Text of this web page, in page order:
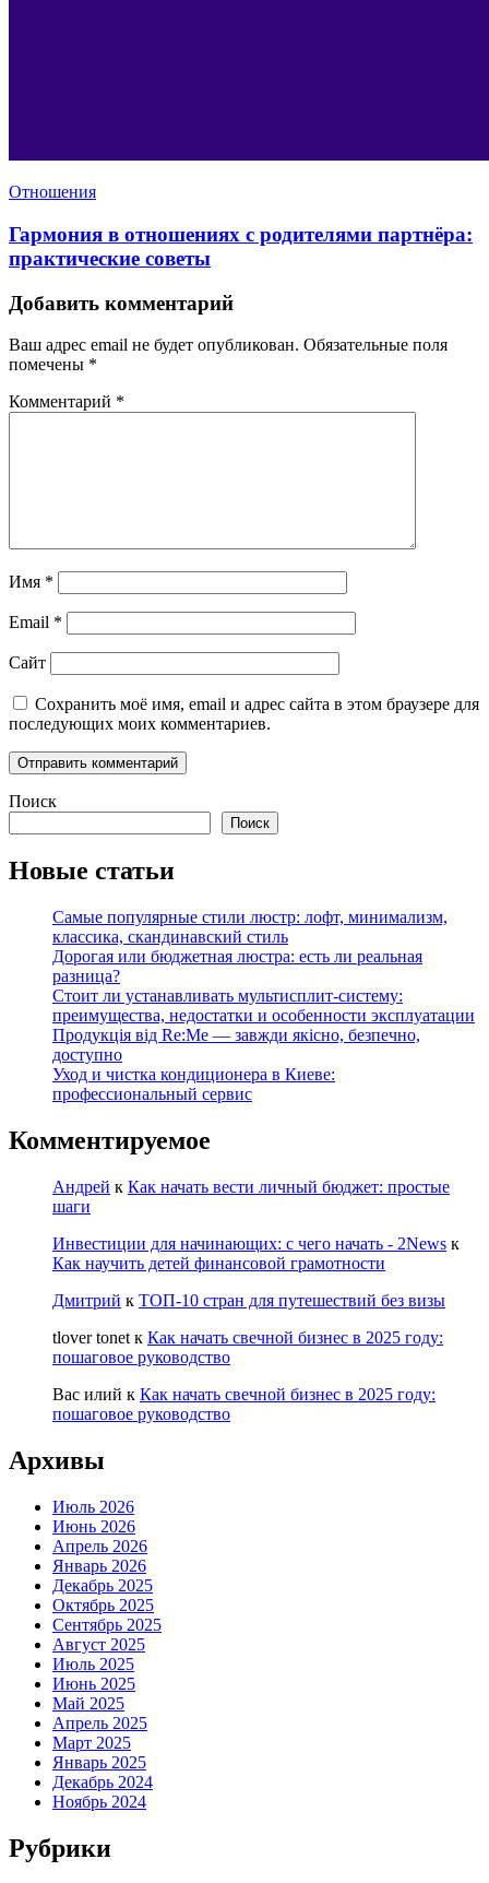
Отношения
Гармония в отношениях с родителями партнёра:
практические советы
Добавить комментарий
Ваш адрес email не будет опубликован. Обязательные поля
помечены *
Комментарий *
Имя *
Email *
Сайт
Сохранить моё имя, email и адрес сайта в этом браузере для
последующих моих комментариев.
Поиск
Поиск
Новые статьи
Самые популярные стили люстр: лофт, минимализм,
классика, скандинавский стиль
Дорогая или бюджетная люстра: есть ли реальная
разница?
Стоит ли устанавливать мультисплит-систему:
преимущества, недостатки и особенности эксплуатации
Продукція від Re:Me — завжди якісно, безпечно,
доступно
Уход и чистка кондиционера в Киеве:
профессиональный сервис
Комментируемое
Андрей к Как начать вести личный бюджет: простые
шаги
Инвестиции для начинающих: с чего начать - 2News к
Как научить детей финансовой грамотности
Дмитрий к ТОП-10 стран для путешествий без визы
tlover tonet к Как начать свечной бизнес в 2025 году:
пошаговое руководство
Вас илий к Как начать свечной бизнес в 2025 году:
пошаговое руководство
Архивы
Июль 2026
Июнь 2026
Апрель 2026
Январь 2026
Декабрь 2025
Октябрь 2025
Сентябрь 2025
Август 2025
Июль 2025
Июнь 2025
Май 2025
Апрель 2025
Март 2025
Январь 2025
Декабрь 2024
Ноябрь 2024
Рубрики